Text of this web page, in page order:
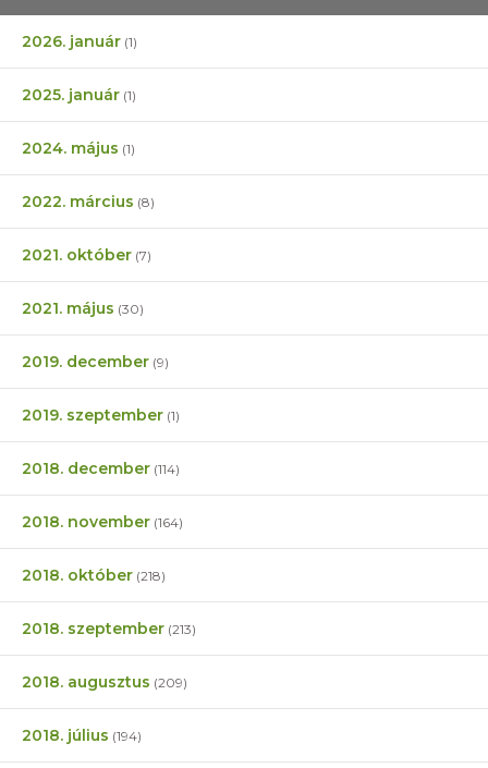
2026. január (1)
2025. január (1)
2024. május (1)
2022. március (8)
2021. október (7)
2021. május (30)
2019. december (9)
2019. szeptember (1)
2018. december (114)
2018. november (164)
2018. október (218)
2018. szeptember (213)
2018. augusztus (209)
2018. július (194)